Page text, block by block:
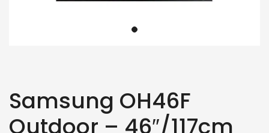
Samsung OH46F
Outdoor – 46″/117cm